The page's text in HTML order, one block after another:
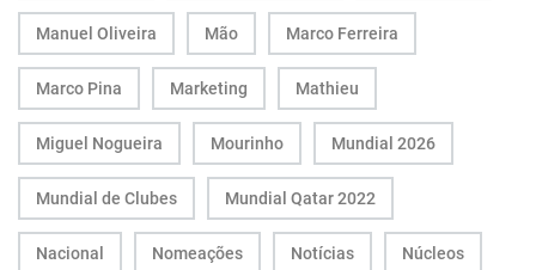
Manuel Oliveira Mão Marco Ferreira
Marco Pina Marketing Mathieu
Miguel Nogueira Mourinho Mundial 2026
Mundial de Clubes Mundial Qatar 2022
Nacional Nomeações Notícias Núcleos